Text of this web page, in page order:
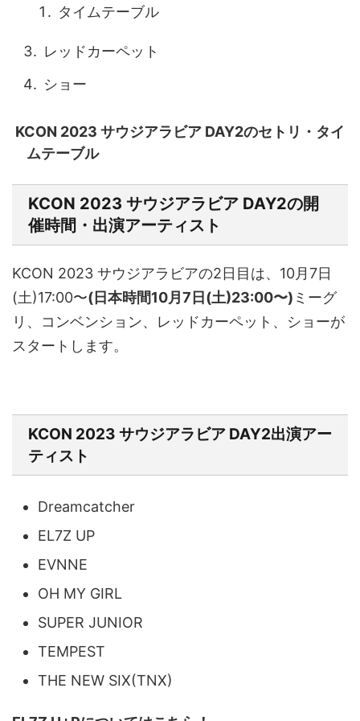
タイムテーブル
レッドカーペット
ショー
KCON 2023 サウジアラビア DAY2のセトリ・タイ
ムテーブル
KCON 2023 サウジアラビア DAY2の開
催時間・出演アーティスト
KCON 2023 サウジアラビアの2日目は、10月7日
(土)17:00〜(日本時間10月7日(土)23:00〜) ミーグ
リ、コンベンション、レッドカーペット、ショーが
スタートします。
KCON 2023 サウジアラビア DAY2出演アー
ティスト
Dreamcatcher
EL7Z UP
EVNNE
OH MY GIRL
SUPER JUNIOR
TEMPEST
THE NEW SIX(TNX)